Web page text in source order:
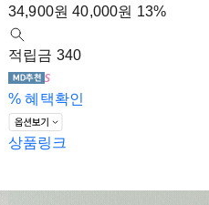
34,900원 40,000원 13%
적립금 340
% 혜택확인
상품링크